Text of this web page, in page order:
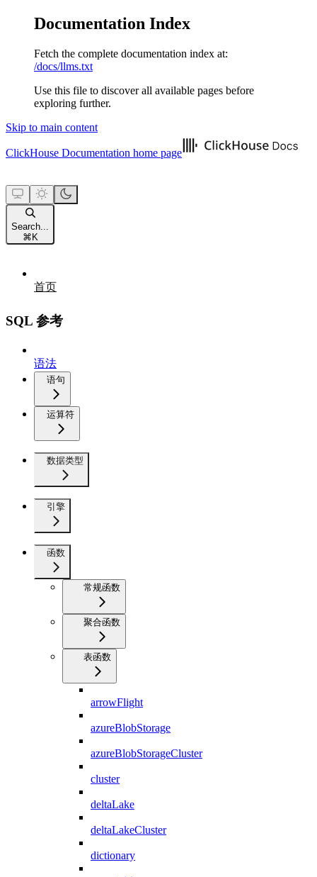
Documentation Index
Fetch the complete documentation index at:
/docs/llms.txt
Use this file to discover all available pages before
exploring further.
Skip to main content
ClickHouse Documentation home page
Search...
⌘ K
首页
SQL 参考
语法
语句
运算符
数据类型
引擎
函数
常规函数
聚合函数
表函数
arrowFlight
azureBlobStorage
azureBlobStorageCluster
cluster
deltaLake
deltaLakeCluster
dictionary